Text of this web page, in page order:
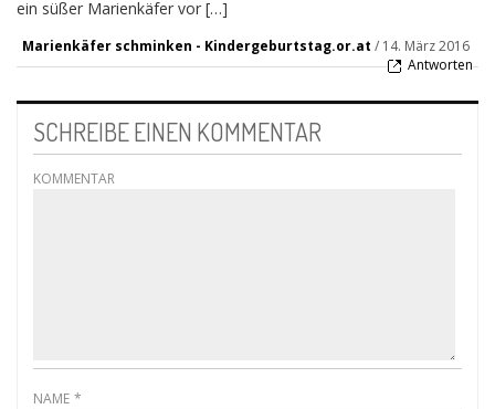
ein süßer Marienkäfer vor […]
Marienkäfer schminken - Kindergeburtstag.or.at / 14. März 2016
Antworten
SCHREIBE EINEN KOMMENTAR
KOMMENTAR
NAME *